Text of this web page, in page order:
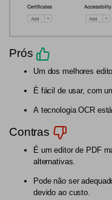
Prós
Um dos melhores
É fácil de usar, com
A tecnologia OCR
Contras
É um editor de PDF
alternativas.
Pode não ser
devido ao custo.